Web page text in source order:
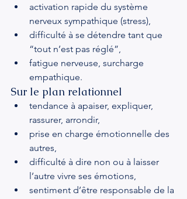
activation rapide du système
nerveux sympathique (stress),
difficulté à se détendre tant que
“tout n’est pas réglé”,
fatigue nerveuse, surcharge
empathique.
Sur le plan relationnel
tendance à apaiser, expliquer,
rassurer, arrondir,
prise en charge émotionnelle des
autres,
difficulté à dire non ou à laisser
l’autre vivre ses émotions,
sentiment d’être responsable de la